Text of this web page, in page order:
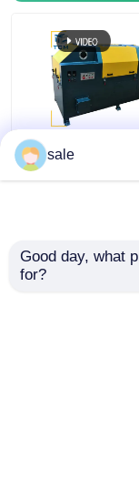
Stalen metalen
2m/S
sale
Good day, what
for?